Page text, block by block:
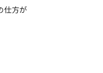
仕方が